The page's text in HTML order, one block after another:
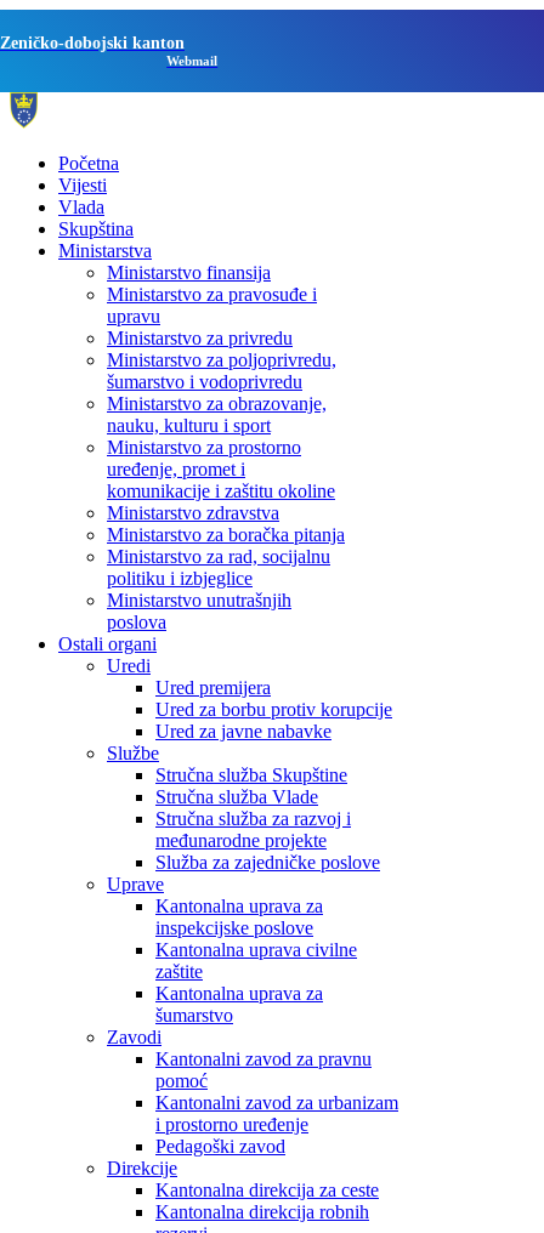
Zeničko-dobojski kanton
Webmail
Početna
Vijesti
Vlada
Skupština
Ministarstva
Ministarstvo finansija
Ministarstvo za pravosuđe i
upravu
Ministarstvo za privredu
Ministarstvo za poljoprivredu,
šumarstvo i vodoprivredu
Ministarstvo za obrazovanje,
nauku, kulturu i sport
Ministarstvo za prostorno
uređenje, promet i
komunikacije i zaštitu okoline
Ministarstvo zdravstva
Ministarstvo za boračka pitanja
Ministarstvo za rad, socijalnu
politiku i izbjeglice
Ministarstvo unutrašnjih
poslova
Ostali organi
Uredi
Ured premijera
Ured za borbu protiv korupcije
Ured za javne nabavke
Službe
Stručna služba Skupštine
Stručna služba Vlade
Stručna služba za razvoj i
međunarodne projekte
Služba za zajedničke poslove
Uprave
Kantonalna uprava za
inspekcijske poslove
Kantonalna uprava civilne
zaštite
Kantonalna uprava za
šumarstvo
Zavodi
Kantonalni zavod za pravnu
pomoć
Kantonalni zavod za urbanizam
i prostorno uređenje
Pedagoški zavod
Direkcije
Kantonalna direkcija za ceste
Kantonalna direkcija robnih